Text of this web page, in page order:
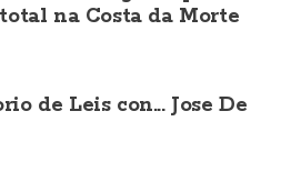
na Costa da Morte
de Leis con... Jose De